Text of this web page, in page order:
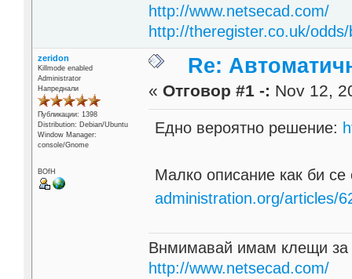
http://www.netsecad.com/
http://theregister.co.uk/
zeridon
Killmode enabled
Administrator
Напреднали
Публикации: 1398
Distribution: Debian/Ubuntu
Window Manager:
console/Gnome
BOfH
Re:
« Отговор #1 -: Nov 12,
Едно вероятно решение:
Малко описание как би
administration.org/articles/
Внмимавай имам клещи за
http://www.netsecad.com/